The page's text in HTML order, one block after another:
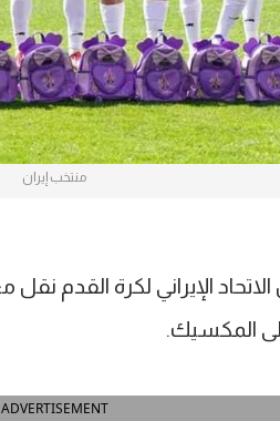
منتخب إيران
المكسيك.
ADVERTISEMENT